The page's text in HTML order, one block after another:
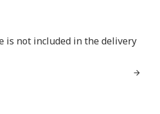
is not included in the delivery